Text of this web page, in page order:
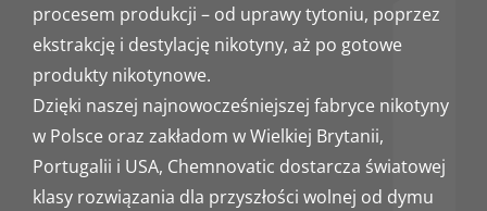
procesem produkcji – od uprawy tytoniu, poprzez
ekstrakcję i destylację nikotyny, aż po gotowe
produkty nikotynowe.
Dzięki naszej najnowocześniejszej fabryce nikotyny
w Polsce oraz zakładom w Wielkiej Brytanii,
Portugalii i USA, Chemnovatic dostarcza światowej
klasy rozwiązania dla przyszłości wolnej od dymu